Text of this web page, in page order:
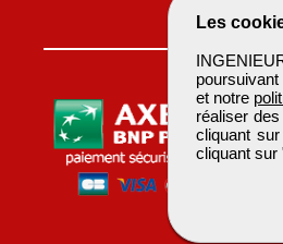
Les
et notre
réaliser
cliquant
cliquant sur